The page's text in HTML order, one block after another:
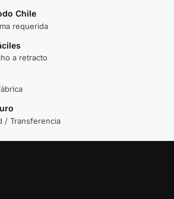
Chile
requerida
a retracto
/ Transferencia